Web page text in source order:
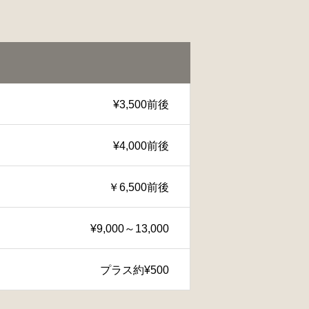
¥3,500前後
¥4,000前後
￥6,500前後
¥9,000～13,000
プラス約¥500